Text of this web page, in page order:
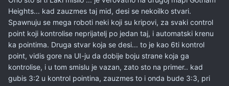
Heights... kad zauzmes taj mid, desi se nekoilko stvari.
Spawnuju se mega roboti neki koji su kripovi, za svaki control
point koji kontrolise neprijatelj po jedan taj, i automatski krenu
ka pointima. Druga stvar koja se desi... to je kao 6ti kontrol
point, vidis gore na UI-ju da dobije boju strane koja ga
kontrolise, i u tom smislu je vazan, zato sto na primer.. kad
gubis 3:2 u kontrol pointina, zauzmes to i onda bude 3:3, pri